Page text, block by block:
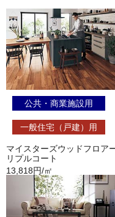
公共・商業施設用
一般住宅（戸建）用
マイスターズウッドフロア
リプルコート
13,818円/㎡